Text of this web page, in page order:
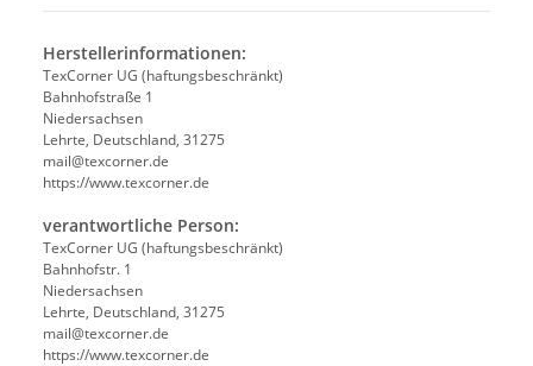
Herstellerinformationen:
TexCorner UG (haftungsbeschränkt)
Bahnhofstraße 1
Niedersachsen
Lehrte, Deutschland, 31275
mail@texcorner.de
https://www.texcorner.de
verantwortliche Person:
TexCorner UG (haftungsbeschränkt)
Bahnhofstr. 1
Niedersachsen
Lehrte, Deutschland, 31275
mail@texcorner.de
https://www.texcorner.de